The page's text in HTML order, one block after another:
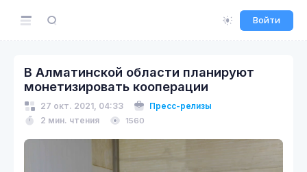
Войти
В Алматинской области планируют
монетизировать кооперации
27 окт. 2021, 04:33
Пресс-релизы
2 мин. чтения
1560